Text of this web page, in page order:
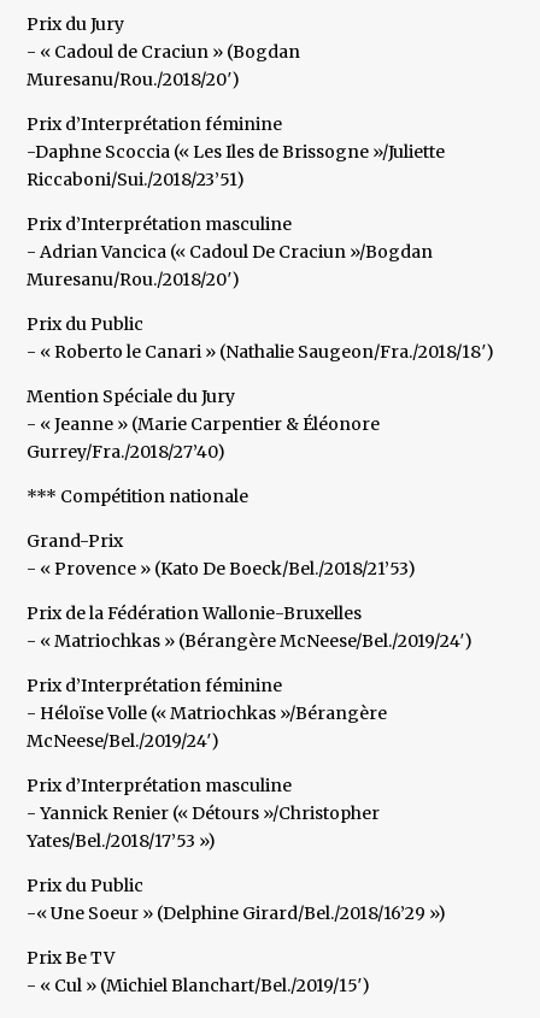
Prix du Jury
- « Cadoul de Craciun » (Bogdan
Muresanu/Rou./2018/20′)
Prix d’Interprétation féminine
-Daphne Scoccia (« Les Iles de Brissogne »/Juliette
Riccaboni/Sui./2018/23’51)
Prix d’Interprétation masculine
- Adrian Vancica (« Cadoul De Craciun »/Bogdan
Muresanu/Rou./2018/20′)
Prix du Public
- « Roberto le Canari » (Nathalie Saugeon/Fra./2018/18′)
Mention Spéciale du Jury
- « Jeanne » (Marie Carpentier & Éléonore
Gurrey/Fra./2018/27’40)
*** Compétition nationale
Grand-Prix
- « Provence » (Kato De Boeck/Bel./2018/21’53)
Prix de la Fédération Wallonie-Bruxelles
- « Matriochkas » (Bérangère McNeese/Bel./2019/24′)
Prix d’Interprétation féminine
- Héloïse Volle (« Matriochkas »/Bérangère
McNeese/Bel./2019/24′)
Prix d’Interprétation masculine
- Yannick Renier (« Détours »/Christopher
Yates/Bel./2018/17’53 »)
Prix du Public
-« Une Soeur » (Delphine Girard/Bel./2018/16’29 »)
Prix Be TV
- « Cul » (Michiel Blanchart/Bel./2019/15′)